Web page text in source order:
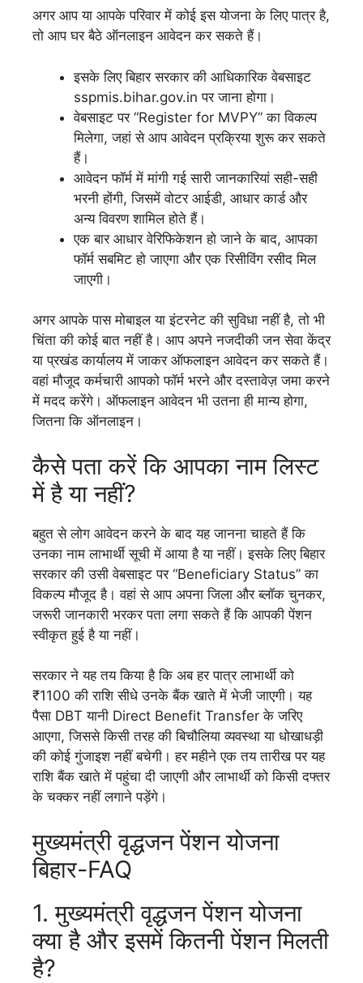
अगर आप या आपके परिवार में कोई इस योजना के लिए पात्र है,
तो आप घर बैठे ऑनलाइन आवेदन कर सकते हैं।
इसके लिए बिहार सरकार की आधिकारिक वेबसाइट
sspmis.bihar.gov.in पर जाना होगा।
वेबसाइट पर “Register for MVPY” का विकल्प
मिलेगा, जहां से आप आवेदन प्रक्रिया शुरू कर सकते
हैं।
आवेदन फॉर्म में मांगी गई सारी जानकारियां सही-सही
भरनी होंगी, जिसमें वोटर आईडी, आधार कार्ड और
अन्य विवरण शामिल होते हैं।
एक बार आधार वेरिफिकेशन हो जाने के बाद, आपका
फॉर्म सबमिट हो जाएगा और एक रिसीविंग रसीद मिल
जाएगी।
अगर आपके पास मोबाइल या इंटरनेट की सुविधा नहीं है, तो भी
चिंता की कोई बात नहीं है। आप अपने नजदीकी जन सेवा केंद्र
या प्रखंड कार्यालय में जाकर ऑफलाइन आवेदन कर सकते हैं।
वहां मौजूद कर्मचारी आपको फॉर्म भरने और दस्तावेज़ जमा करने
में मदद करेंगे। ऑफलाइन आवेदन भी उतना ही मान्य होगा,
जितना कि ऑनलाइन।
कैसे पता करें कि आपका नाम लिस्ट
में है या नहीं?
बहुत से लोग आवेदन करने के बाद यह जानना चाहते हैं कि
उनका नाम लाभार्थी सूची में आया है या नहीं। इसके लिए बिहार
सरकार की उसी वेबसाइट पर “Beneficiary Status” का
विकल्प मौजूद है। वहां से आप अपना जिला और ब्लॉक चुनकर,
जरूरी जानकारी भरकर पता लगा सकते हैं कि आपकी पेंशन
स्वीकृत हुई है या नहीं।
सरकार ने यह तय किया है कि अब हर पात्र लाभार्थी को
₹1100 की राशि सीधे उनके बैंक खाते में भेजी जाएगी। यह
पैसा DBT यानी Direct Benefit Transfer के जरिए
आएगा, जिससे किसी तरह की बिचौलिया व्यवस्था या धोखाधड़ी
की कोई गुंजाइश नहीं बचेगी। हर महीने एक तय तारीख पर यह
राशि बैंक खाते में पहुंचा दी जाएगी और लाभार्थी को किसी दफ्तर
के चक्कर नहीं लगाने पड़ेंगे।
मुख्यमंत्री वृद्धजन पेंशन योजना
बिहार-FAQ
1. मुख्यमंत्री वृद्धजन पेंशन योजना
क्या है और इसमें कितनी पेंशन मिलती
है?